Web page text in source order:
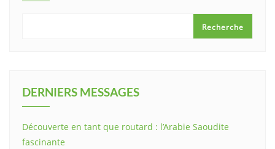
Recherche
DERNIERS MESSAGES
Découverte en tant que routard : l’Arabie Saoudite
fascinante